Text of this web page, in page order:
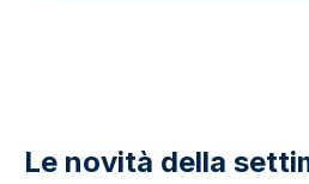
Le novità della